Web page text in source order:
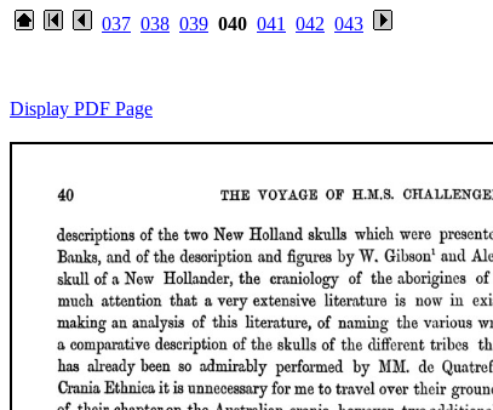
037 038 039 040 041 042 043
Display PDF Page